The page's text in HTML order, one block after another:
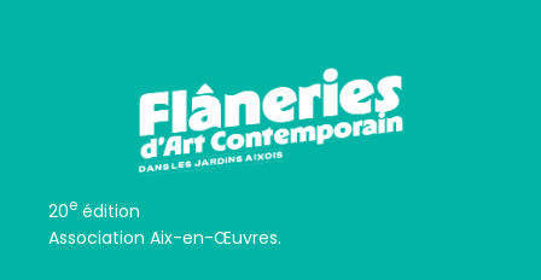
20e édition
Association Aix-en-Œuvres.